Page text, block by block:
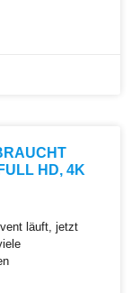
HD, 4K
läuft, jetzt